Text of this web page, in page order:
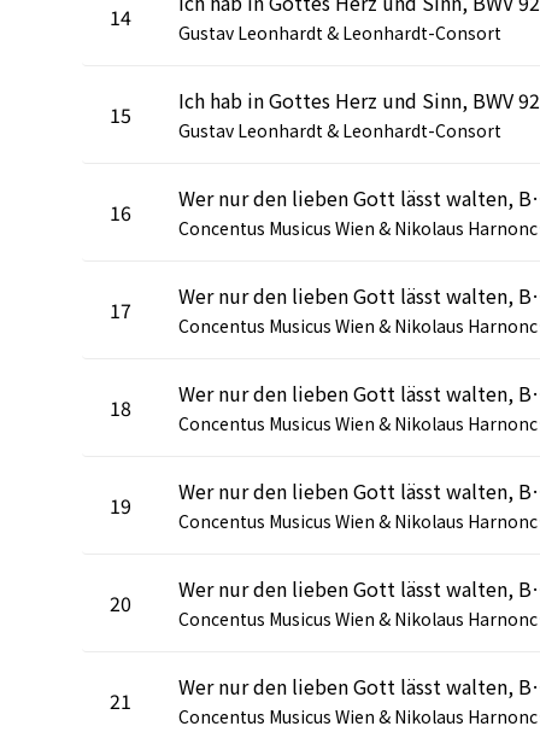
14
Gustav Leonhardt & Leonhardt-Consort
15
Gustav Leonhardt & Leonhardt-Consort
16
Wer nur den lieben
17
Wer nur den lieben Gott
18
Wer nur den lieben
19
Wer nur den lieben Gott
20
Wer nur den lieben Gott
21
Wer nur den lieben